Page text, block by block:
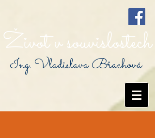
Život v souvislostech
Ing. Vladislava Břachová